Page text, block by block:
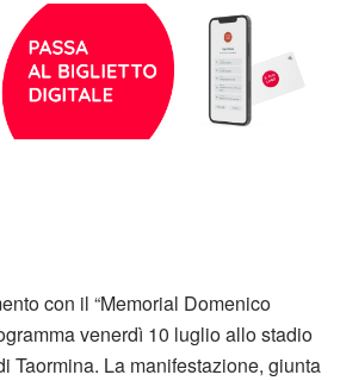
con il “Memorial Domenico
venerdì 10 luglio allo stadio
Taormina. La manifestazione, giunta